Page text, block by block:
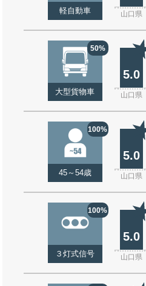
軽自動車 山口県
50%
大型貨物車
5.0
山口県
100%
45～54歳
5.0
山口県
100%
３灯式信号
5.0
山口県